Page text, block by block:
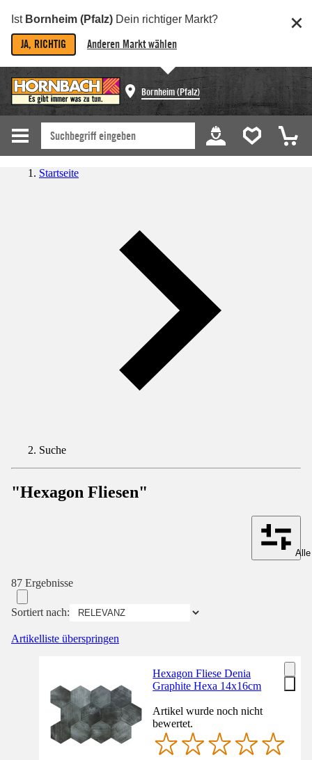
Ist Bornheim (Pfalz) Dein richtiger Markt?
JA, RICHTIG Anderen Markt wählen
Bornheim (Pfalz)
Startseite
Suche
"Hexagon Fliesen"
87 Ergebnisse
Sortiert nach:
Artikelliste überspringen
Hexagon Fliese Denia
Graphite Hexa 14x16cm
Artikel wurde noch nicht
bewertet.